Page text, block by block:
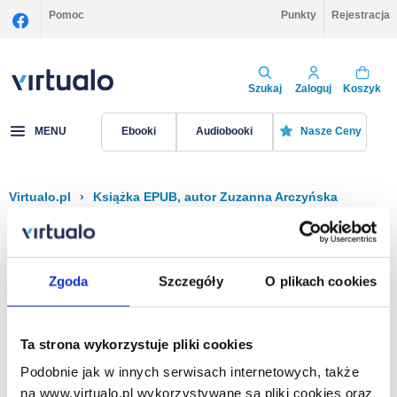
Zgoda Szczegóły O plikach cookies
Ta strona wykorzystuje pliki cookies
Podobnie jak w innych serwisach internetowych, także
na www.virtualo.pl wykorzystywane są pliki cookies oraz
Pomoc Punkty Rejestracja
Szukaj Zaloguj Koszyk
MENU Ebooki Audiobooki Nasze Ceny
Virtualo.pl › Książka EPUB, autor Zuzanna Arczyńska
Filtruj Sortuj
Na stronie